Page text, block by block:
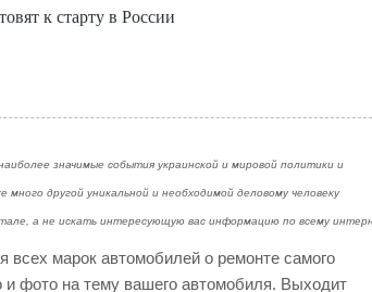
к старту в России
значимые события украинской и мировой политики и
другой уникальной и необходимой деловому человеку
а не искать интересующую вас информацию по всему
всех марок автомобилей о ремонте самого
и фото на тему вашего автомобиля. Выходит